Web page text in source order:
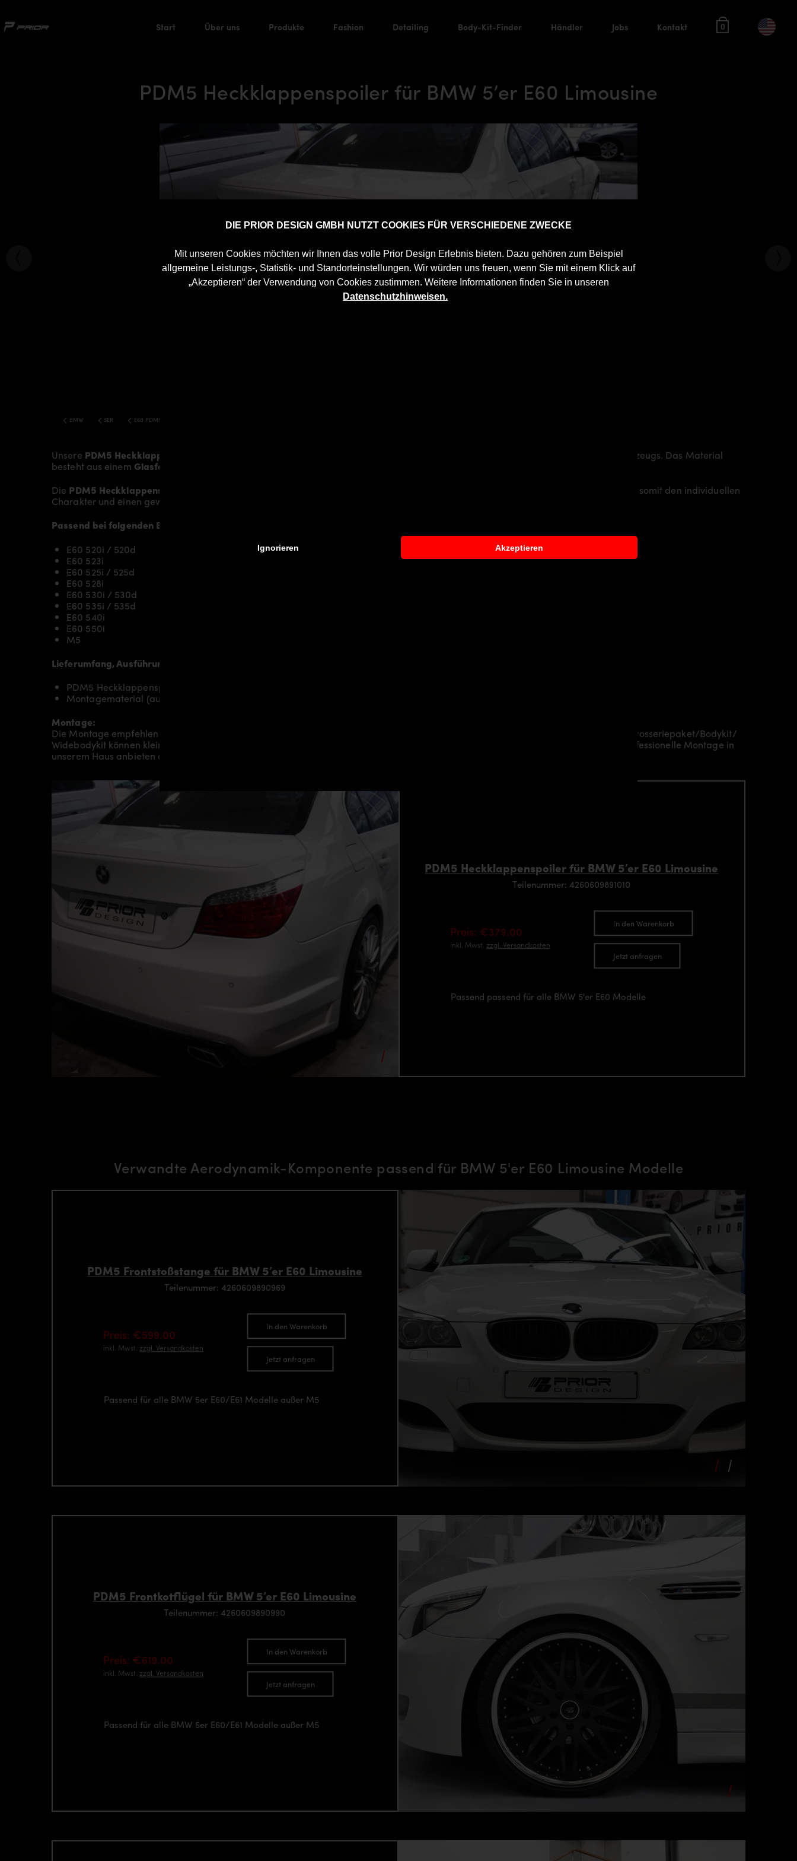
DIE PRIOR DESIGN GMBH NUTZT COOKIES FÜR VERSCHIEDENE ZWECKE
Mit unseren Cookies möchten wir Ihnen das volle Prior Design Erlebnis bieten. Dazu gehören zum Beispiel
allgemeine Leistungs-, Statistik- und Standorteinstellungen. Wir würden uns freuen, wenn Sie mit einem Klick auf
„Akzeptieren“ der Verwendung von Cookies zustimmen. Weitere Informationen finden Sie in unseren
Datenschutzhinweisen.
Ignorieren Akzeptieren
Start Über uns Produkte Fashion Detailing Body-Kit-Finder Händler Jobs Kontakt 0
PDM5 Heckklappenspoiler für BMW 5’er E60 Limousine
BMW 5ER E60 PDM5 BODY KIT
Unsere PDM5 Heckklappenspoiler
mehr Dynamik und akzentuiert die sportliche Linie des Fahrzeugs. Das Material
besteht aus einem Glasfaser- / Kunststoffverbund
Die PDM5 Heckklappenspoiler für BMW 5’er E60 Limousine
somit den individuellen
Charakter und einen gewissen Hauch von Rennsport-Flair.
Passend bei folgenden BMW 5’er E60 Modellen:
E60 520i / 520d
E60 523i
E60 525i / 525d
E60 528i
E60 530i / 530d
E60 535i / 535d
E60 540i
E60 550i
M5
Lieferumfang, Ausführung:
PDM5 Heckklappenspoiler für BMW 5’er E60 Limousine
Montagematerial (auf spezielle Anfrage)
Montage:
Die Montage empfehlen wir grundsätzlich durch entsprechendes Fachpersonal durchführen zu lassen. Je nach Aerodynamikpaket/
Karosseriepaket/Bodykit/
Widebodykit können kleine bis hin zu sehr umfangreichen Montagearbeiten anfallen. Gerne können wir Ihnen je nach Region eine professionelle Montage in
unserem Haus anbieten oder Sie an einen unserer Vertriebs- und Montagepartner vermitteln.
PDM5 Heckklappenspoiler für BMW 5’er E60 Limousine
Teilenummer: 4260609891010
Preis: €379.00
inkl. Mwst. zzgl. Versandkosten
In den Warenkorb
Jetzt anfragen
Passend passend für alle BMW 5'er E60 Modelle
Verwandte Aerodynamik-Komponente passend für BMW 5'er E60 Limousine Modelle
PDM5 Frontstoßstange für BMW 5’er E60 Limousine
Teilenummer: 4260609890969
Preis: €599.00
inkl. Mwst. zzgl. Versandkosten
In den Warenkorb
Jetzt anfragen
Passend für alle BMW 5er E60/E61 Modelle außer M5
PDM5 Frontkotflügel für BMW 5’er E60 Limousine
Teilenummer: 4260609890990
Preis: €619.00
inkl. Mwst. zzgl. Versandkosten
In den Warenkorb
Jetzt anfragen
Passend für alle BMW 5er E60/E61 Modelle außer M5